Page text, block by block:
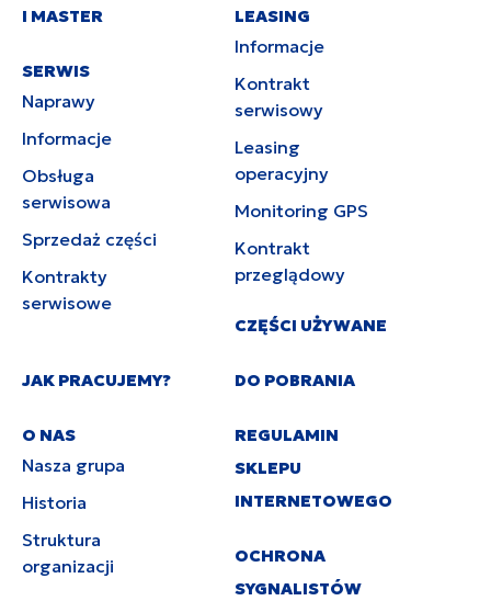
I MASTER
SERWIS
Naprawy
Informacje
Obsługa
serwisowa
Sprzedaż części
Kontrakty
serwisowe
LEASING
Informacje
Kontrakt
serwisowy
Leasing
operacyjny
Monitoring GPS
Kontrakt
przeglądowy
CZĘŚCI UŻYWANE
JAK PRACUJEMY?
O NAS
Nasza grupa
Historia
Struktura
organizacji
DO POBRANIA
REGULAMIN
SKLEPU
INTERNETOWEGO
OCHRONA
SYGNALISTÓW